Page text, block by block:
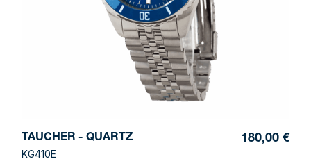
TAUCHER - QUARTZ
KG410E
180,00 €